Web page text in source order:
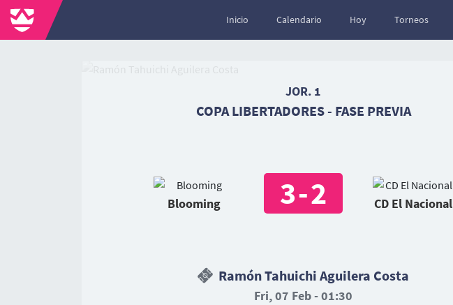
Inicio Calendario Hoy Torneos
JOR. 1
COPA LIBERTADORES - FASE PREVIA
Blooming 3-2 CD El Nacional
Ramón Tahuichi Aguilera Costa
Fri, 07 Feb - 01:30